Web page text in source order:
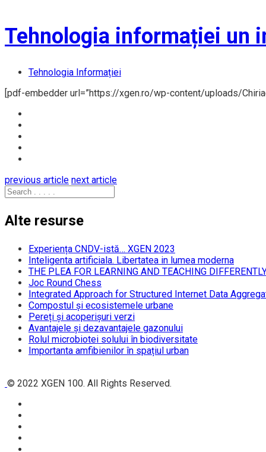
Tehnologia informației un
Tehnologia Informației
[pdf-embedder url=”https://xgen.ro/wp-content/uploads/
previous article next article
Alte resurse
Experiența CNDV-istă… XGEN 2023
Inteligenta artificiala. Libertatea in lumea moderna
THE PLEA FOR LEARNING AND TEACHING
Joc Round Chess
Integrated Approach for Structured Internet Data
Compostul și ecosistemele urbane
Pereți și acoperișuri verzi
Avantajele și dezavantajele gazonului
Rolul microbiotei solului în biodiversitate
Importanta amfibienilor în spațiul urban
© 2022 XGEN 100. All Rights Reserved.